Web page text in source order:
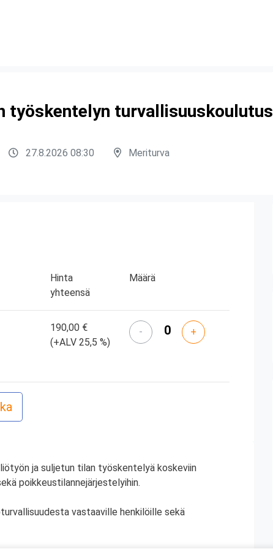
työskentelyn turvallisuuskoulutus
27.8.2026 08:30 Meriturva
Hinta
yhteensä
Määrä
190,00 €
(+ALV 25,5 %)
- +
ja suljetun tilan työskentelyä koskeviin
poikkeustilannejärjestelyihin.
vastaaville henkilöille sekä